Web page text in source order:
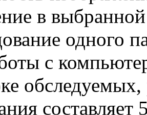
в
одного
с
обследуемых,
составляет